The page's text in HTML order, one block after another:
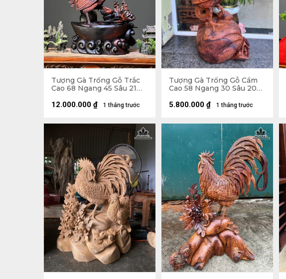
Tượng Gà Trống Gỗ Trắc
Cao 68 Ngang 45 Sâu 21
1 tháng trước
12.000.000 ₫
Tượng Gà Trống Gỗ Cẩm
Cao 58 Ngang 30 Sâu 20
1 tháng trước
5.800.000 ₫